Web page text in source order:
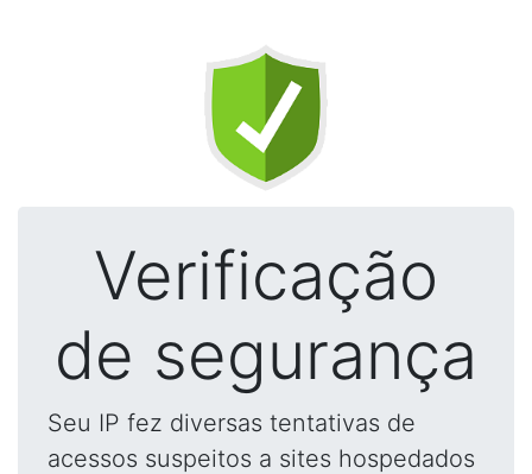
Verificação
de segurança
Seu IP fez diversas tentativas de
acessos suspeitos a sites hospedados